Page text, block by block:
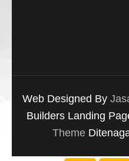
Web Designed By
Builders Landing
Theme